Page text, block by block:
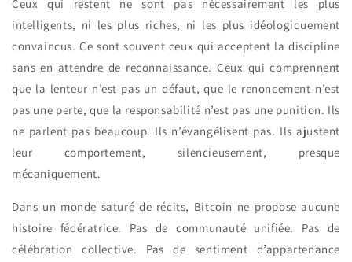
Ceux qui restent ne sont pas nécessairement les plus
intelligents, ni les plus riches, ni les plus idéologiquement
convaincus. Ce sont souvent ceux qui acceptent la discipline
sans en attendre de reconnaissance. Ceux qui comprennent
que la lenteur n’est pas un défaut, que le renoncement n’est
pas une perte, que la responsabilité n’est pas une punition. Ils
ne parlent pas beaucoup. Ils n’évangélisent pas. Ils ajustent
leur comportement, silencieusement, presque
mécaniquement.
Dans un monde saturé de récits, Bitcoin ne propose aucune
histoire fédératrice. Pas de communauté unifiée. Pas de
célébration collective. Pas de sentiment d’appartenance